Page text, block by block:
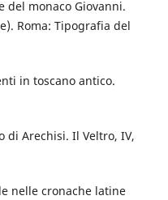
del monaco Giovanni.
Roma: Tipografia del
in toscano antico.
di Arechisi. Il Veltro, IV,
nelle cronache latine